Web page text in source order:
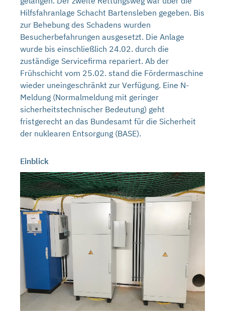
Hilfsfahranlage Schacht Bartensleben gegeben. Bis
zur Behebung des Schadens wurden
Besucherbefahrungen ausgesetzt. Die Anlage
wurde bis einschließlich 24.02. durch die
zuständige Servicefirma repariert. Ab der
Frühschicht vom 25.02. stand die Fördermaschine
wieder uneingeschränkt zur Verfügung. Eine N-
Meldung (Normalmeldung mit geringer
sicherheitstechnischer Bedeutung) geht
fristgerecht an das Bundesamt für die Sicherheit
der nuklearen Entsorgung (BASE).
Einblick